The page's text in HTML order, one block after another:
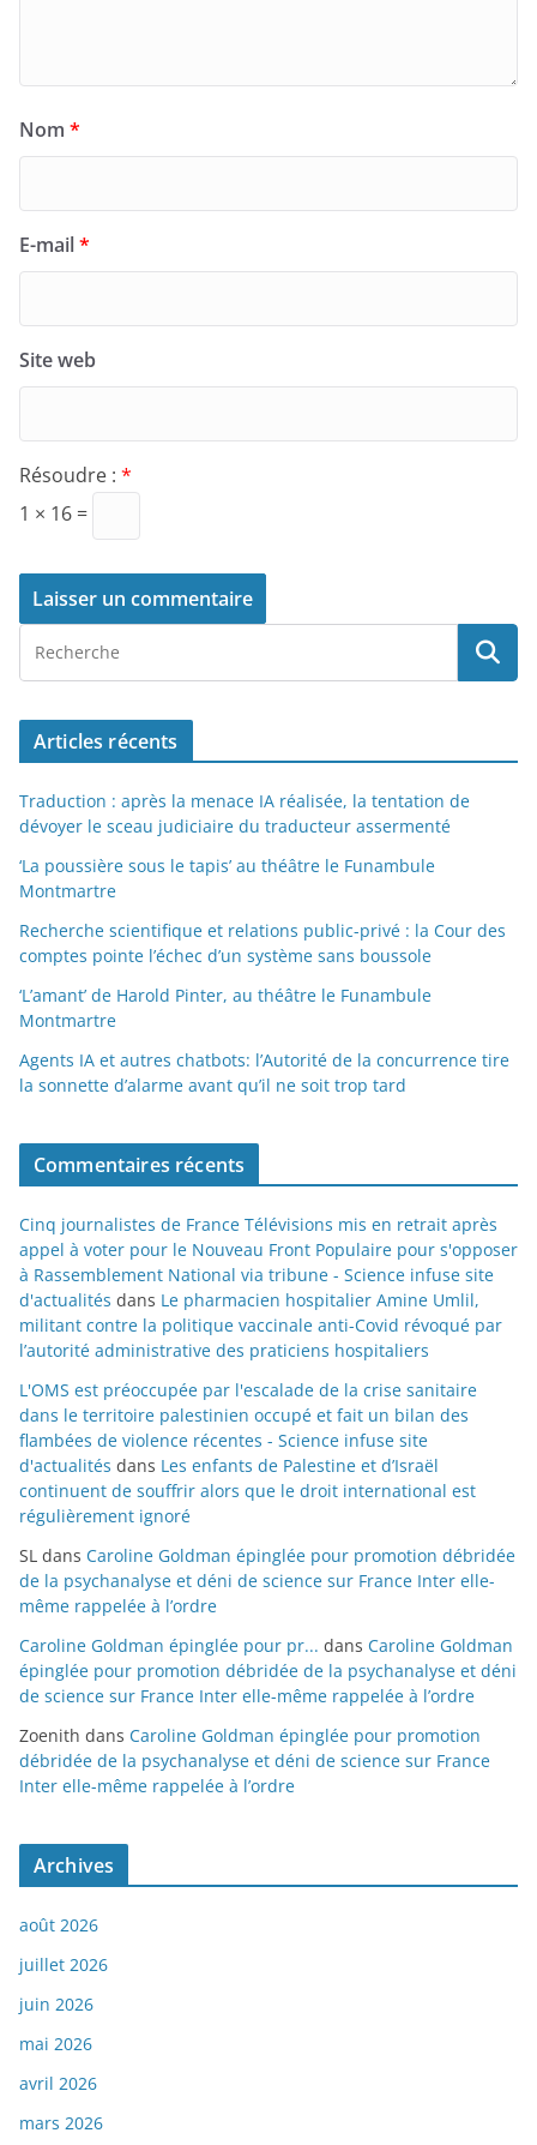
Nom *
E-mail*
Site web
Résoudre : *
1 × 16 =
Articles récents
Traduction : après la menace IA réalisée, la tentation de
dévoyer le sceau judiciaire du traducteur assermenté
‘La poussière sous le tapis’ au théâtre le Funambule
Montmartre
Recherche scientifique et relations public-privé : la Cour des
comptes pointe l’échec d’un système sans boussole
‘L’amant’ de Harold Pinter, au théâtre le Funambule
Montmartre
Agents IA et autres chatbots: l’Autorité de la concurrence tire
la sonnette d’alarme avant qu’il ne soit trop tard
Commentaires récents
Cinq journalistes de France Télévisions mis en retrait après
appel à voter pour le Nouveau Front Populaire pour s'opposer
à Rassemblement National via tribune - Science infuse site
d'actualités dans Le pharmacien hospitalier Amine Umlil,
militant contre la politique vaccinale anti-Covid révoqué par
l’autorité administrative des praticiens hospitaliers
L'OMS est préoccupée par l'escalade de la crise sanitaire
dans le territoire palestinien occupé et fait un bilan des
flambées de violence récentes - Science infuse site
d'actualités dans Les enfants de Palestine et d’Israël
continuent de souffrir alors que le droit international est
régulièrement ignoré
SL dans Caroline Goldman épinglée pour promotion débridée
de la psychanalyse et déni de science sur France Inter elle-
même rappelée à l’ordre
Caroline Goldman épinglée pour pr... dans Caroline Goldman
épinglée pour promotion débridée de la psychanalyse et déni
de science sur France Inter elle-même rappelée à l’ordre
Zoenith dans Caroline Goldman épinglée pour promotion
débridée de la psychanalyse et déni de science sur France
Inter elle-même rappelée à l’ordre
Archives
août 2026
juillet 2026
juin 2026
mai 2026
avril 2026
mars 2026